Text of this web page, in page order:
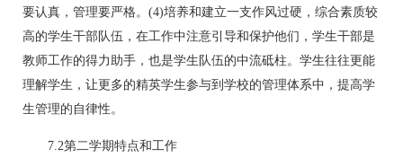
要认真，管理要严格。(4)培养和建立一支作风过硬，综合素质较
高的学生干部队伍，在工作中注意引导和保护他们，学生干部是
教师工作的得力助手，也是学生队伍的中流砥柱。学生往往更能
理解学生，让更多的精英学生参与到学校的管理体系中，提高学
生管理的自律性。
7.2第二学期特点和工作